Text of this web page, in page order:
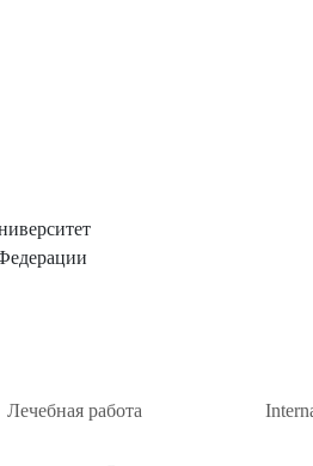
Лечебная работа